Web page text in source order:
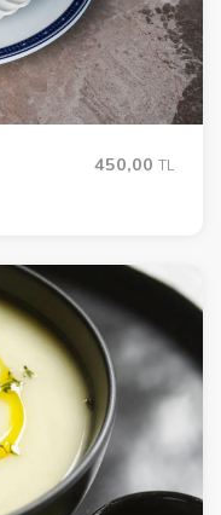
450,00 TL